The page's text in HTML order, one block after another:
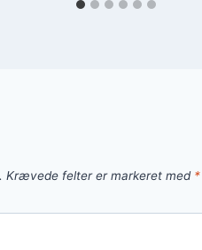
Krævede felter er markeret med *